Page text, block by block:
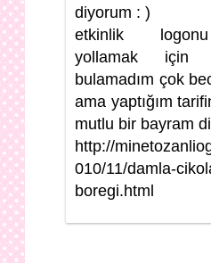
diyorum : )
etkinlik
yollamak için
bulamadım çok
ama yaptığım
mutlu bir bayram
http://
010/11/damla-
boregi.html